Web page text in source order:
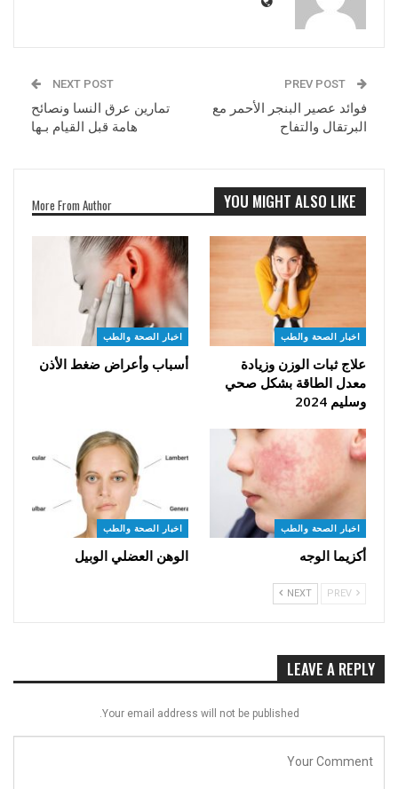
فوائد عصير البنجر الأحمر مع
البرتقال والتفاح
NEXT POST
تمارين عرق النسا ونصائح
هامة قبل القيام بـها
YOU MIGHT ALSO LIKE
More From Author
اخبار الصحة والطب
علاج ثبات الوزن وزيادة
معدل الطاقة بشكل صحي
وسليم 2024
اخبار الصحة والطب
أسباب وأعراض ضغط الأذن
اخبار الصحة والطب
أكزيما الوجه
اخبار الصحة والطب
الوهن العضلي الوبيل
NEXT
LEAVE A REPLY
Your email address will not be published.